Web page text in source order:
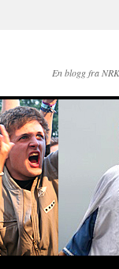
En blogg fra NRK